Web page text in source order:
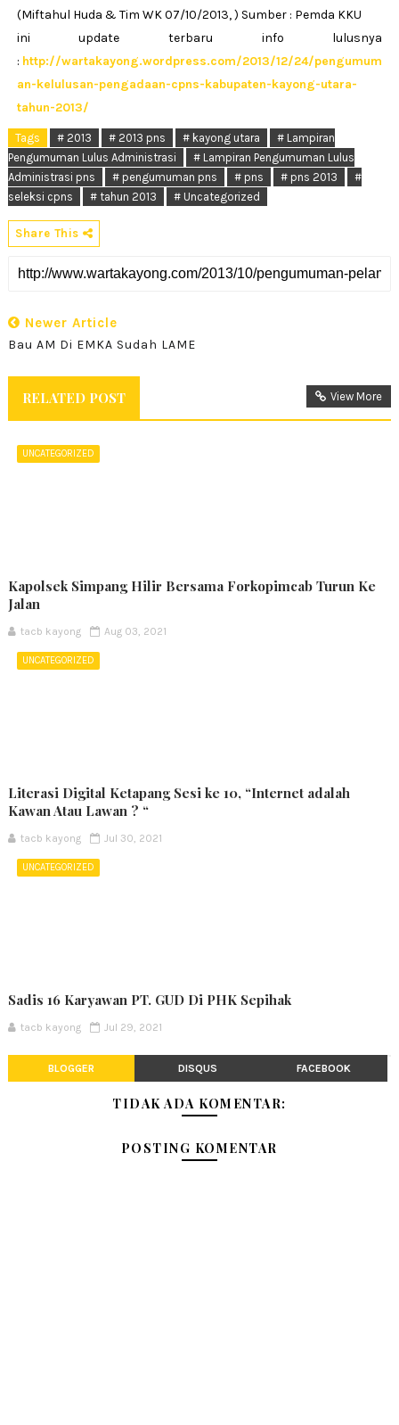
(Miftahul Huda & Tim WK 07/10/2013, ) Sumber : Pemda KKU
ini update terbaru info lulusnya
: http://wartakayong.wordpress.com/2013/12/24/pengumum
an-kelulusan-pengadaan-cpns-kabupaten-kayong-utara-
tahun-2013/
Tags # 2013 # 2013 pns # kayong utara
# Lampiran
Pengumuman Lulus Administrasi
# Lampiran Pengumuman Lulus
Administrasi pns
# pengumuman pns # pns # pns 2013
#
seleksi cpns
# tahun 2013 # Uncategorized
Share This
Newer Article
Bau AM Di EMKA Sudah LAME
RELATED POST View More
UNCATEGORIZED
Kapolsek Simpang Hilir Bersama Forkopimcab Turun Ke
Jalan
tacb kayong Aug 03, 2021
UNCATEGORIZED
Literasi Digital Ketapang Sesi ke 10, “Internet adalah
Kawan Atau Lawan ? “
tacb kayong Jul 30, 2021
UNCATEGORIZED
Sadis 16 Karyawan PT. GUD Di PHK Sepihak
tacb kayong Jul 29, 2021
BLOGGER DISQUS FACEBOOK
TIDAK ADA KOMENTAR:
POSTING KOMENTAR